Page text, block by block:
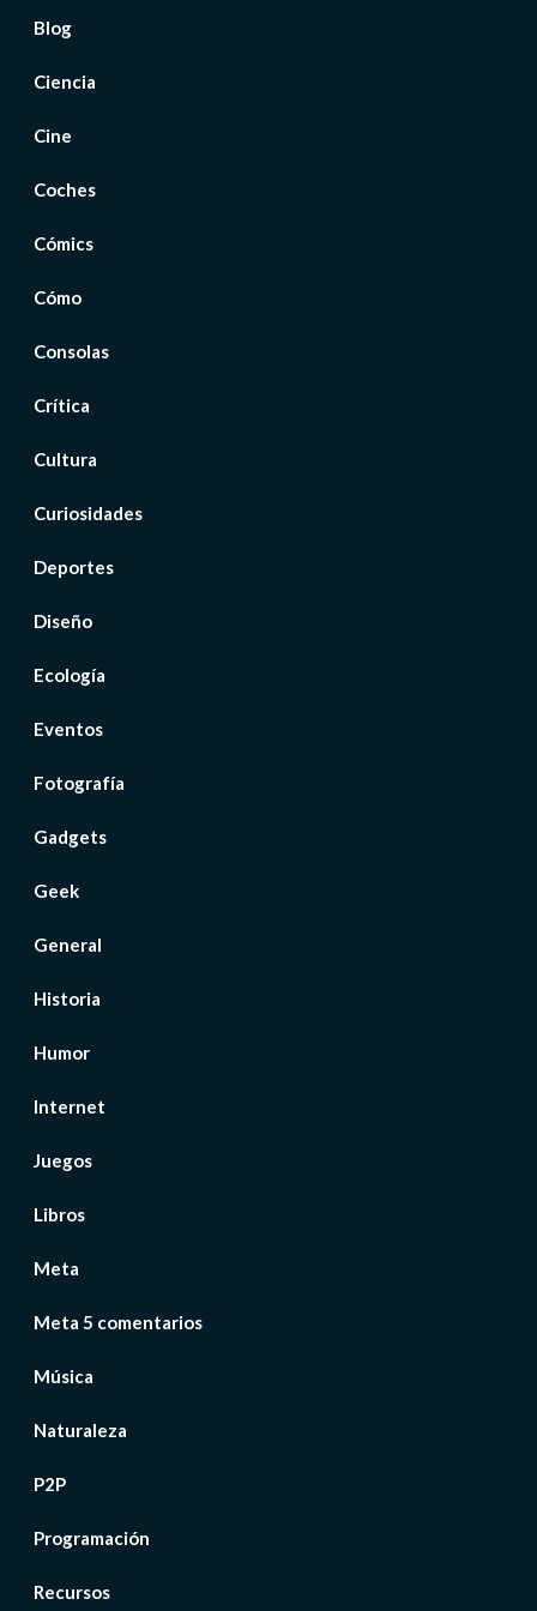
Blog
Ciencia
Cine
Coches
Cómics
Cómo
Consolas
Crítica
Cultura
Curiosidades
Deportes
Diseño
Ecología
Eventos
Fotografía
Gadgets
Geek
General
Historia
Humor
Internet
Juegos
Libros
Meta
Meta 5 comentarios
Música
Naturaleza
P2P
Programación
Recursos